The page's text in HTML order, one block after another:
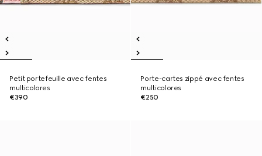
Petit portefeuille avec fentes
multicolores
€390
Porte-cartes zippé avec fentes
multicolores
€250